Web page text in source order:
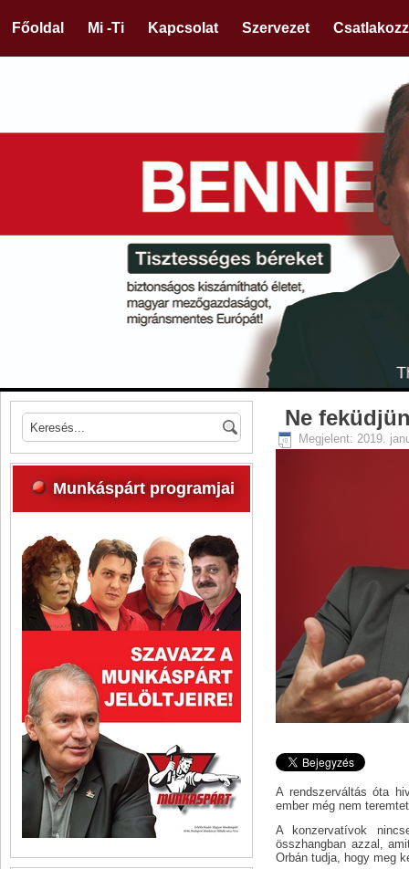
Főoldal Mi -Ti Kapcsolat Szervezet Csatlakozz
Munkáspárt programjai
Ne
Megjelent: 2019.
A rendszerváltás óta
ember még nem
A konzervatívok
összhangban azzal,
Orbán tudja, hogy meg